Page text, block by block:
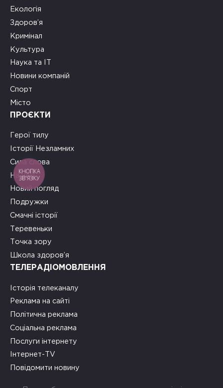
Екологія
Здоров’я
Кримінал
Культура
Наука та ІТ
Новини компаній
Спорт
Місто
ПРОЄКТИ
Герої тилу
Історії Незламних
Сила слова
На часі
Новий погляд
Подружки
Смачні історії
Теревеньки
Точка зору
Школа здоров’я
ТЕЛЕРАДІОМОВЛЕННЯ
Історія телеканалу
Реклама на сайті
Політична реклама
Соціальна реклама
Послуги інтернету
Інтернет-TV
Повідомити новину
КНОПКА
ЗВ'ЯЗКУ